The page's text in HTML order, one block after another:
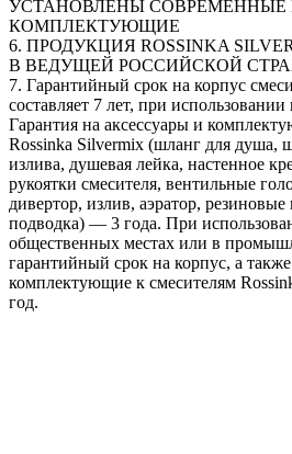
УСТАНОВЛЕНЫ
КОМПЛЕКТУЮЩИЕ
6. ПРОДУКЦИЯ ROSSINKA
В ВЕДУЩЕЙ РОССИЙСКОЙ
7. Гарантийный срок на корпус
составляет 7 лет, при
Гарантия на аксессуары и
Rossinka Silvermix (шланг для душа,
излива, душевая лейка, настенное
рукоятки смесителя, вентильные
дивертор, излив, аэратор,
подводка) — 3 года. При
общественных местах или в
гарантийный срок на корпус, а
комплектующие к смесителям
год.